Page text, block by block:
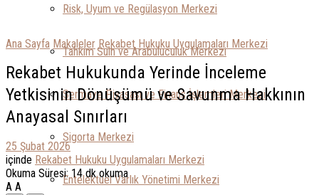
Risk, Uyum ve Regülasyon Merkezi
Tahkim Sulh ve Arabuluculuk Merkezi
Sermaye Piyasası ve Finans İşlemleri Merkezi
Sigorta Merkezi
Entelektüel Varlık Yönetimi Merkezi
Ana Sayfa Makaleler Rekabet Hukuku Uygulamaları Merkezi
Rekabet Hukukunda Yerinde İnceleme
Yetkisinin Dönüşümü ve Savunma Hakkının
Anayasal Sınırları
25 Şubat 2026
içinde Rekabet Hukuku Uygulamaları Merkezi
Okuma Süresi: 14 dk okuma
A A